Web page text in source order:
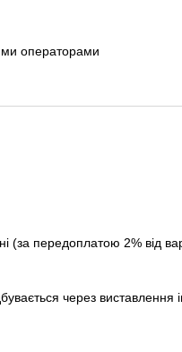
операторами
(за передоплатою 2% від
через виставлення